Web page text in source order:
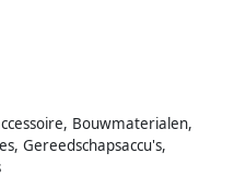
Bouwmaterialen,
Gereedschapsaccu's,